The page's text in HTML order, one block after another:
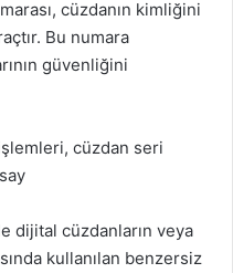
cüzdanın kimliğini
Bu numara
güvenliğini
cüzdan seri
dijital cüzdanların veya
kullanılan benzersiz